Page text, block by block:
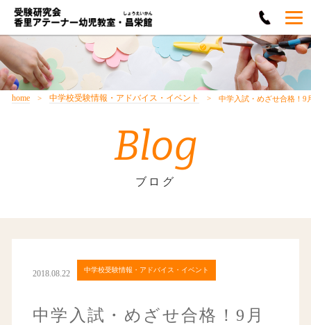
home 中学校受験情報・アドバイス・イベント 中学入試・めざせ合格！9
Blog
ブログ
2018.08.22 中学校受験情報・アドバイス・イベント
中学入試・めざせ合格！9月